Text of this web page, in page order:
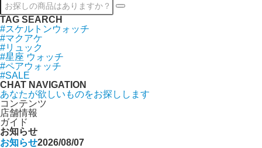
TAG SEARCH
#スケルトンウォッチ
#マクアケ
#リュック
#星座 ウォッチ
#ペアウォッチ
#SALE
CHAT NAVIGATION
あなたが欲しいものをお探しします
コンテンツ
店舗情報
ガイド
お知らせ
お知らせ2026/08/07